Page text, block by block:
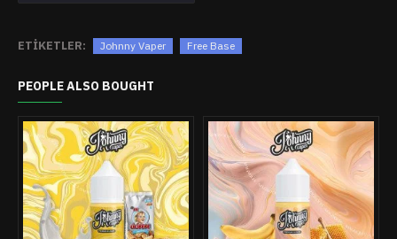
ETIKETLER: Johnny Vaper Free Base
PEOPLE ALSO BOUGHT